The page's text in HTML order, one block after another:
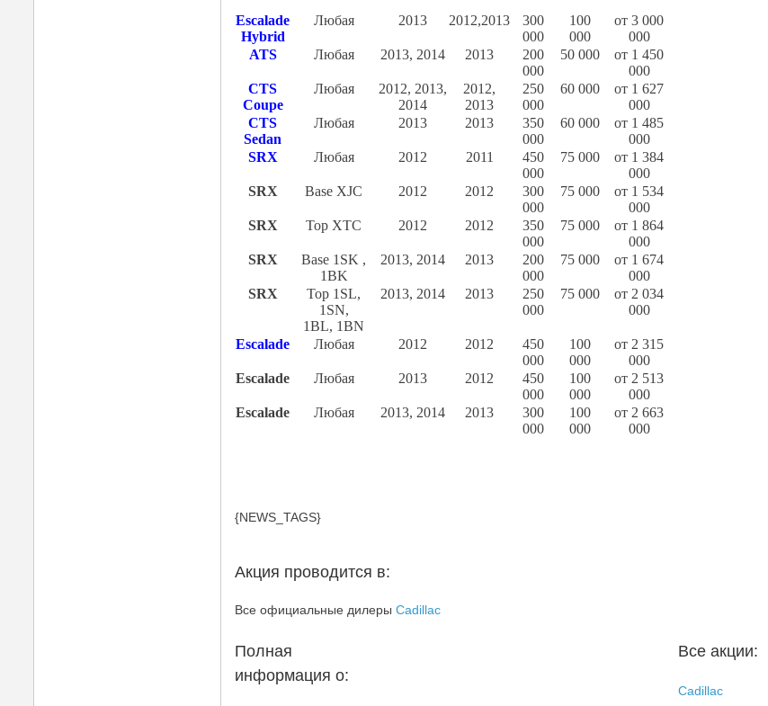
Escalade
Hybrid
Любая 2013 2012,2013
300
000
100
000
от 3 000
000
ATS
Любая 2013, 2014 2013
200
000
50 000
от 1 450
000
CTS
Coupe
Любая
2012, 2013,
2014
2012,
2013
250
000
60 000
от 1 627
000
CTS
Sedan
Любая 2013 2013
350
000
60 000
от 1 485
000
SRX
Любая 2012 2011
450
000
75 000
от 1 384
000
SRX
Base XJC 2012 2012
300
000
75 000
от 1 534
000
SRX
Top XTC 2012 2012
350
000
75 000
от 1 864
000
SRX
Base 1SK ,
1BK
2013, 2014 2013
200
000
75 000
от 1 674
000
SRX
Top 1SL,
1SN,
1BL, 1BN
2013, 2014 2013
250
000
75 000
от 2 034
000
Escalade Любая 2012 2012
450
000
100
000
от 2 315
000
Escalade
Любая 2013 2012
450
000
100
000
от 2 513
000
Escalade
Любая 2013, 2014 2013
300
000
100
000
от 2 663
000
{NEWS_TAGS}
Акция проводится в:
Все официальные дилеры Cadillac
Полная
информация о:
Все акции:
Cadillac